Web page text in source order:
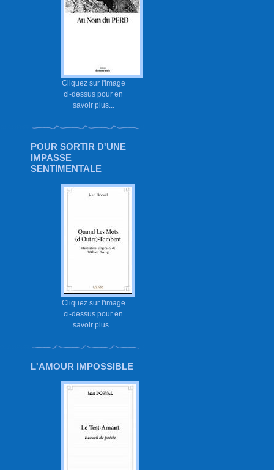
Cliquez sur l'image
ci-dessus pour en
savoir plus...
POUR SORTIR D'UNE
IMPASSE
SENTIMENTALE
Cliquez sur l'image
ci-dessus pour en
savoir plus...
L'AMOUR IMPOSSIBLE